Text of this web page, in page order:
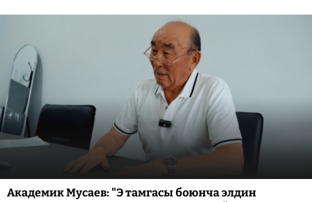
Академик Мусаев: "Э тамгасы боюнча элдин